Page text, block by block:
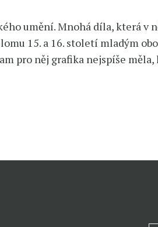
umění. Mnohá díla, která v
15. a 16. století mladým
pro něj grafika nejspíše